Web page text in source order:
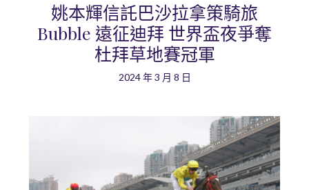
姚本輝信託巴沙拉拿策騎旅
Bubble 遠征迪拜 世界盃夜爭奪
杜拜草地賽冠軍
2024 年 3 月 8 日